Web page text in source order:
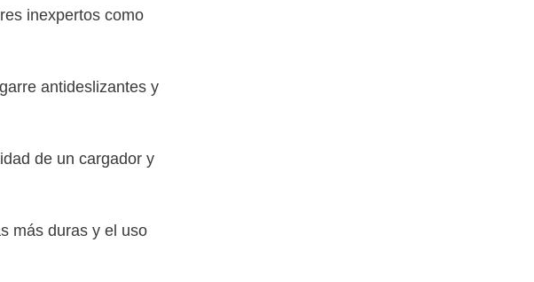
inexpertos como
antideslizantes y
de un cargador y
más duras y el uso